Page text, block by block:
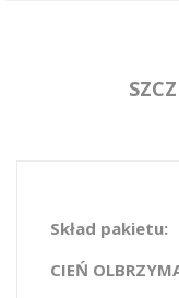
Skład pakietu:
CIEŃ